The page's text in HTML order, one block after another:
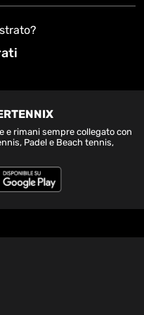
e rimani sempre collegato con
Padel e Beach tennis,